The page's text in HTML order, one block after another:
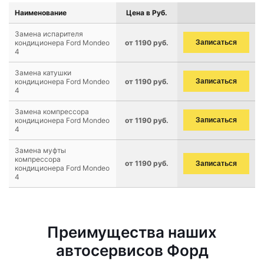
Наименование Цена в Руб.
Замена испарителя
кондиционера Ford Mondeo
4
от 1190 руб. Записаться
Замена катушки
кондиционера Ford Mondeo
4
от 1190 руб. Записаться
Замена компрессора
кондиционера Ford Mondeo
4
от 1190 руб. Записаться
Замена муфты
компрессора
кондиционера Ford Mondeo
4
от 1190 руб. Записаться
Преимущества наших
автосервисов Форд